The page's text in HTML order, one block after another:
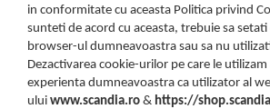
in conformitate cu aceasta Politica privind
sunteti de acord cu aceasta, trebuie sa
browser-ul dumneavoastra sau sa nu
Dezactivarea cookie-urilor pe care le
experienta dumneavoastra ca utilizator al
ului www.scandia.ro & https://